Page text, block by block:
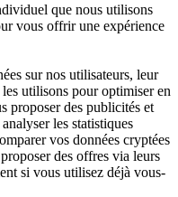
que nous utilisons
vous offrir une expérience
sur nos utilisateurs, leur
utilisons pour optimiser en
proposer des publicités et
les statistiques
vos données cryptées
des offres via leurs
si vous utilisez déjà vous-